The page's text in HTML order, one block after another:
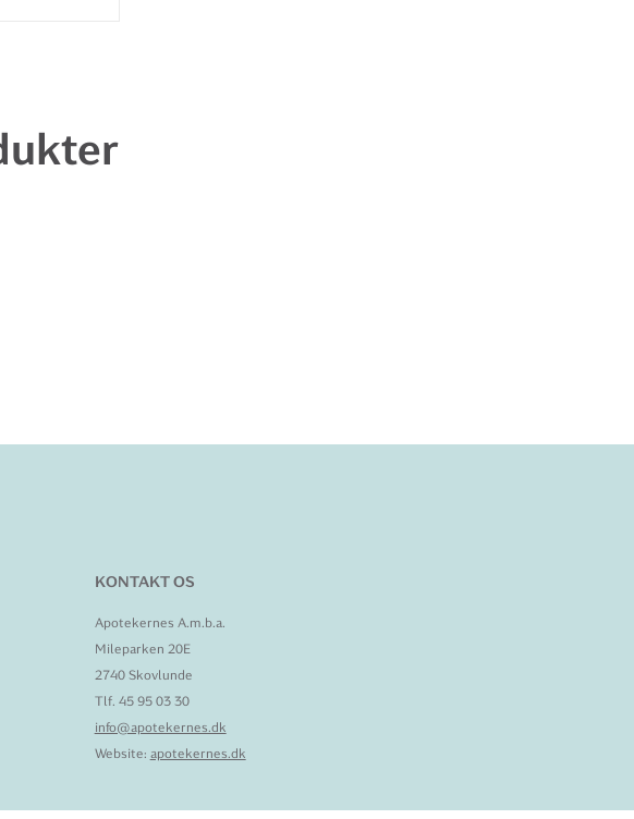
KONTAKT OS
Apotekernes A.m.b.a.
Mileparken 20E
2740 Skovlunde
Tlf. 45 95 03 30
info@apotekernes.dk
Website: apotekernes.dk